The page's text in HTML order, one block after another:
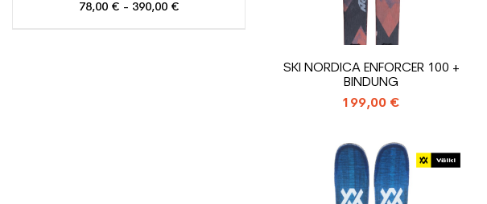
78,00 € - 390,00 €
SKI NORDICA ENFORCER 100 +
BINDUNG
199,00 €